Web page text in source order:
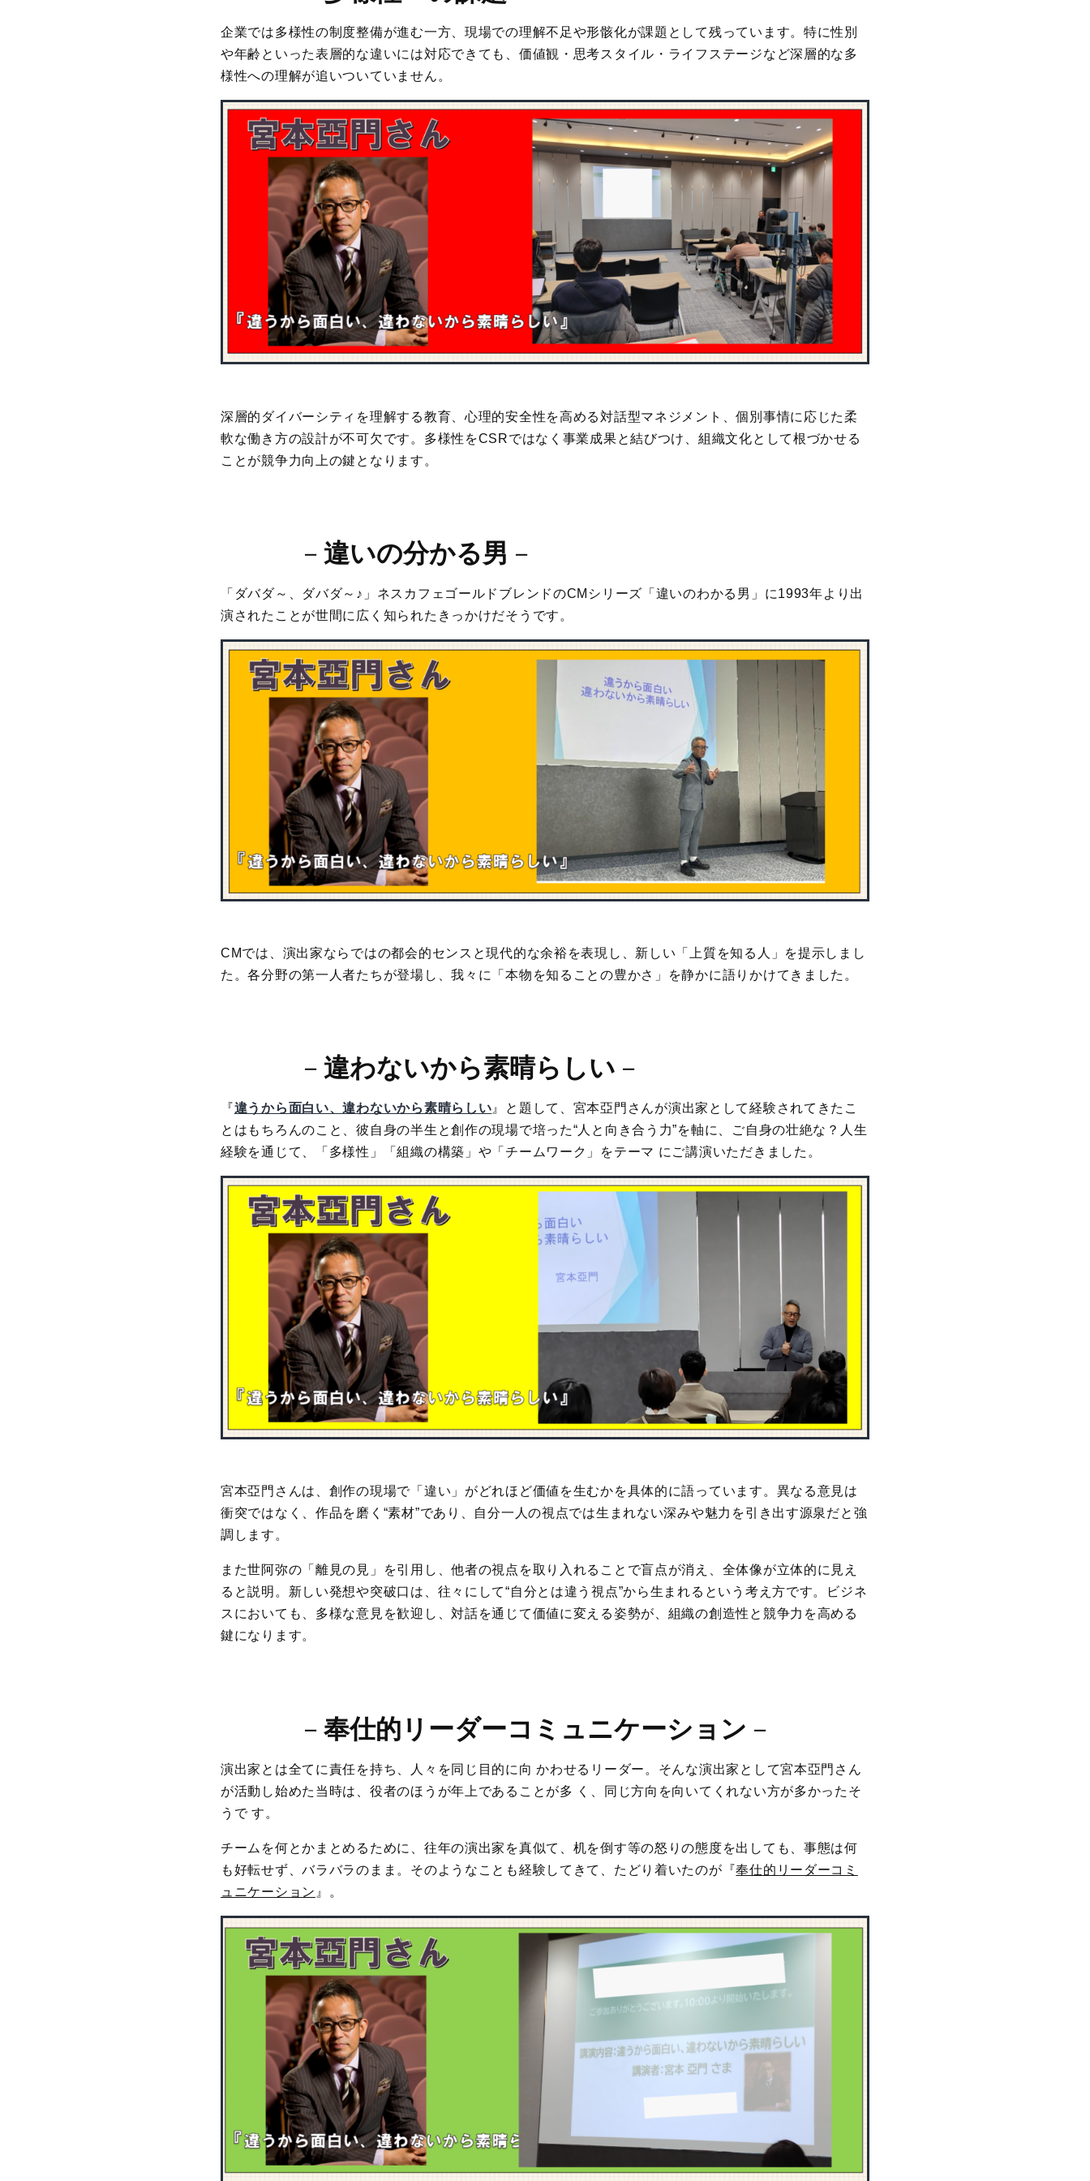
企業では多様性の制度整備が進む一方、現場での理解不足や形骸化が課題として残っています。特に性別
や年齢といった表層的な違いには対応できても、価値観・思考スタイル・ライフステージなど深層的な多
様性への理解が追いついていません。
深層的ダイバーシティを理解する教育、心理的安全性を高める対話型マネジメント、個別事情に応じた柔
軟な働き方の設計が不可欠です。多様性をCSRではなく事業成果と結びつけ、組織文化として根づかせる
ことが競争力向上の鍵となります。
－ 違いの分かる男 －
「ダバダ～、ダバダ～♪」ネスカフェゴールドブレンドのCMシリーズ「違いのわかる男」に1993年より出
演されたことが世間に広く知られたきっかけだそうです。
CMでは、演出家ならではの都会的センスと現代的な余裕を表現し、新しい「上質を知る人」を提示しまし
た。各分野の第一人者たちが登場し、我々に「本物を知ることの豊かさ」を静かに語りかけてきました。
－ 違わないから素晴らしい －
『違うから面白い、違わないから素晴らしい 』と題して、宮本亞門さんが演出家として経験されてきたこ
とはもちろんのこと、彼自身の半生と創作の現場で培った“人と向き合う力”を軸に、ご自身の壮絶な？人生
経験を通じて、「多様性」「組織の構築」や「チームワーク」をテーマ にご講演いただきました。
宮本亞門さんは、創作の現場で「違い」がどれほど価値を生むかを具体的に語っています。異なる意見は
衝突ではなく、作品を磨く“素材”であり、自分一人の視点では生まれない深みや魅力を引き出す源泉だと強
調します。
また世阿弥の「離見の見」を引用し、他者の視点を取り入れることで盲点が消え、全体像が立体的に見え
ると説明。新しい発想や突破口は、往々にして“自分とは違う視点”から生まれるという考え方です。ビジネ
スにおいても、多様な意見を歓迎し、対話を通じて価値に変える姿勢が、組織の創造性と競争力を高める
鍵になります。
－ 奉仕的リーダーコミュニケーション －
演出家とは全てに責任を持ち、人々を同じ目的に向 かわせるリーダー。そんな演出家として宮本亞門さん
が活動し始めた当時は、役者のほうが年上であることが多 く、同じ方向を向いてくれない方が多かったそ
うで す。
チームを何とかまとめるために、往年の演出家を真似て、机を倒す等の怒りの態度を出しても、事態は何
も好転せず、バラバラのまま。そのようなことも経験してきて、たどり着いたのが『奉仕的リーダーコミ
ュニケーション 』。